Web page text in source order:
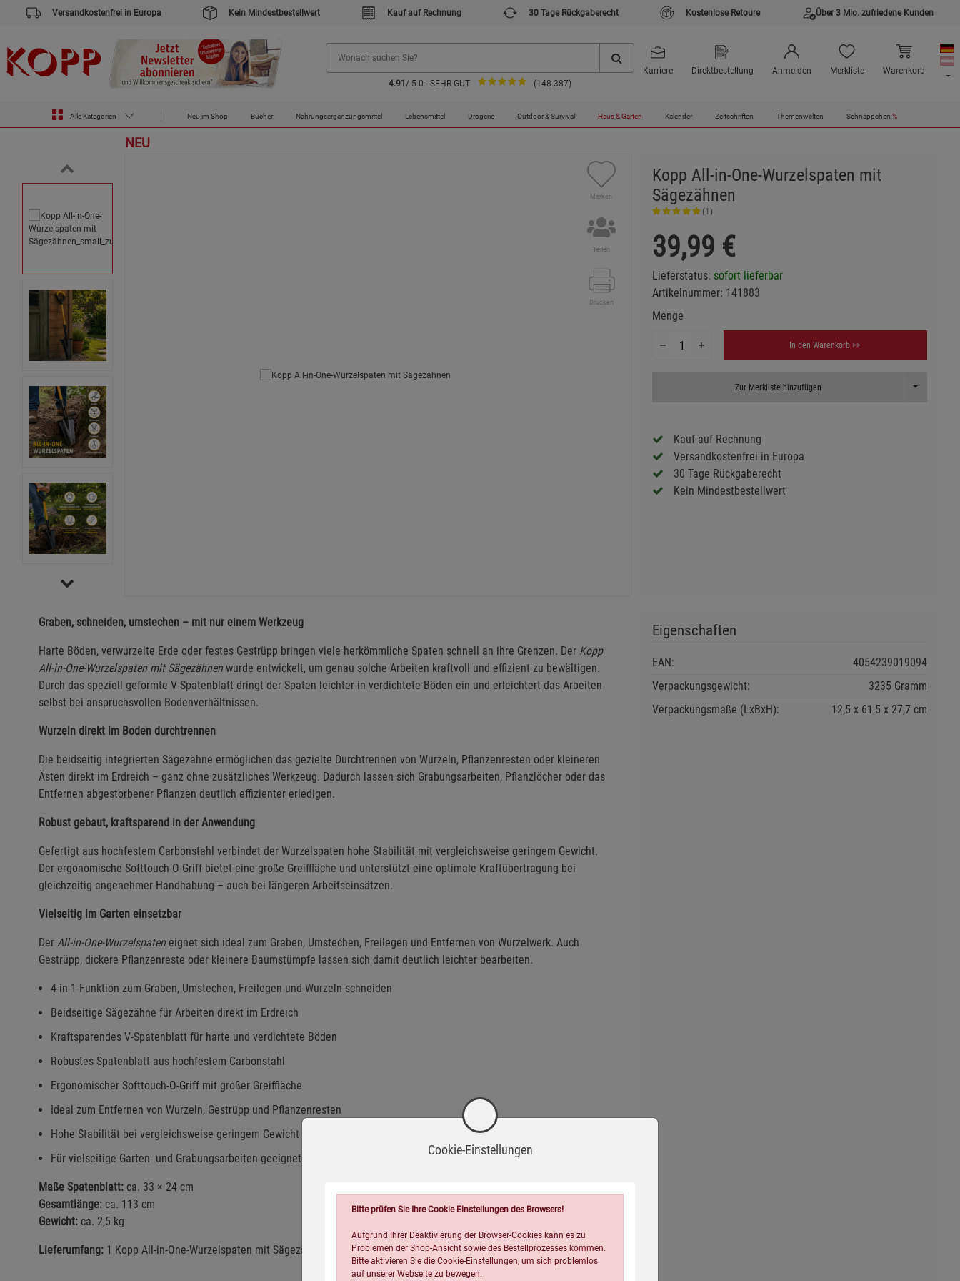
Versandkostenfrei in Europa Kein Mindestbestellwert Kauf auf Rechnung 30 Tage Rückgaberecht Kostenlose Retoure Über 3 Mio. zufriedene Kunden
4.91 / 5.0 - SEHR GUT (148.387)
Karriere Direktbestellung Anmelden Merkliste Warenkorb
Alle Kategorien Neu im Shop Bücher Nahrungsergänzungsmittel Lebensmittel Drogerie Outdoor & Survival Haus & Garten Kalender Zeitschriften Themenwelten Schnäppchen %
Zur Startseite des Kopp Verlag Online-Shop
Haus & Garten Kopp All-in-One-Wurzelspaten mit Sägezähnen
NEU
Merken
Teilen
Drucken
Kopp All-in-One-Wurzelspaten mit
Sägezähnen
(1)
39,99 €
Lieferstatus: sofort lieferbar
Artikelnummer: 141883
Menge
In den Warenkorb >>
Zur Merkliste hinzufügen Toggle
Kauf auf Rechnung
Versandkostenfrei in Europa
30 Tage Rückgaberecht
Kein Mindestbestellwert
Graben, schneiden, umstechen – mit nur einem Werkzeug
Harte Böden, verwurzelte Erde oder festes Gestrüpp bringen viele herkömmliche Spaten schnell an ihre Grenzen. Der Kopp
All-in-One-Wurzelspaten mit Sägezähnen wurde entwickelt, um genau solche Arbeiten kraftvoll und effizient zu bewältigen.
Durch das speziell geformte V-Spatenblatt dringt der Spaten leichter in verdichtete Böden ein und erleichtert das Arbeiten
selbst bei anspruchsvollen Bodenverhältnissen.
Wurzeln direkt im Boden durchtrennen
Die beidseitig integrierten Sägezähne ermöglichen das gezielte Durchtrennen von Wurzeln, Pflanzenresten oder kleineren
Ästen direkt im Erdreich – ganz ohne zusätzliches Werkzeug. Dadurch lassen sich Grabungsarbeiten, Pflanzlöcher oder das
Entfernen abgestorbener Pflanzen deutlich effizienter erledigen.
Robust gebaut, kraftsparend in der Anwendung
Gefertigt aus hochfestem Carbonstahl verbindet der Wurzelspaten hohe Stabilität mit vergleichsweise geringem Gewicht.
Der ergonomische Softtouch-O-Griff bietet eine große Greiffläche und unterstützt eine optimale Kraftübertragung bei
gleichzeitig angenehmer Handhabung – auch bei längeren Arbeitseinsätzen.
Vielseitig im Garten einsetzbar
Der All-in-One-Wurzelspaten eignet sich ideal zum Graben, Umstechen, Freilegen und Entfernen von Wurzelwerk. Auch
Gestrüpp, dickere Pflanzenreste oder kleinere Baumstümpfe lassen sich damit deutlich leichter bearbeiten.
4-in-1-Funktion zum Graben, Umstechen, Freilegen und Wurzeln schneiden
Beidseitige Sägezähne für Arbeiten direkt im Erdreich
Kraftsparendes V-Spatenblatt für harte und verdichtete Böden
Robustes Spatenblatt aus hochfestem Carbonstahl
Ergonomischer Softtouch-O-Griff mit großer Greiffläche
Ideal zum Entfernen von Wurzeln, Gestrüpp und Pflanzenresten
Hohe Stabilität bei vergleichsweise geringem Gewicht
Für vielseitige Garten- und Grabungsarbeiten geeignet
Maße Spatenblatt: ca. 33 × 24 cm
Gesamtlänge: ca. 113 cm
Gewicht: ca. 2,5 kg
Lieferumfang: 1 Kopp All-in-One-Wurzelspaten mit Sägezähnen
Eigenschaften
EAN:
4054239019094
Verpackungsgewicht:
3235 Gramm
Verpackungsmaße (LxBxH):
12,5 61,5 27,7 cm
Cookie-Einstellungen
Bitte prüfen Sie Ihre Cookie Einstellungen des Browsers!
Aufgrund Ihrer Deaktivierung der Browser-Cookies kann es zu
Problemen der Shop-Ansicht sowie des Bestellprozesses kommen.
Bitte aktivieren Sie die Cookie-Einstellungen, um sich problemlos
auf unserer Webseite zu bewegen.